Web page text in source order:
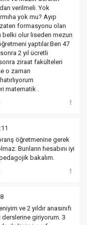
verilmeli. Yok
yok mu? Ayıp
formasyonu olan
belki olur liseden mezun
yaptılar.Ben 47
2 yıl ücretli
ziraat fakülteleri
o zaman
matematik .
öğretmenine gerek
Bunların hesabını iyi
bakalım.
ve 2 yıldır anasınıfı
giriyorum. 3